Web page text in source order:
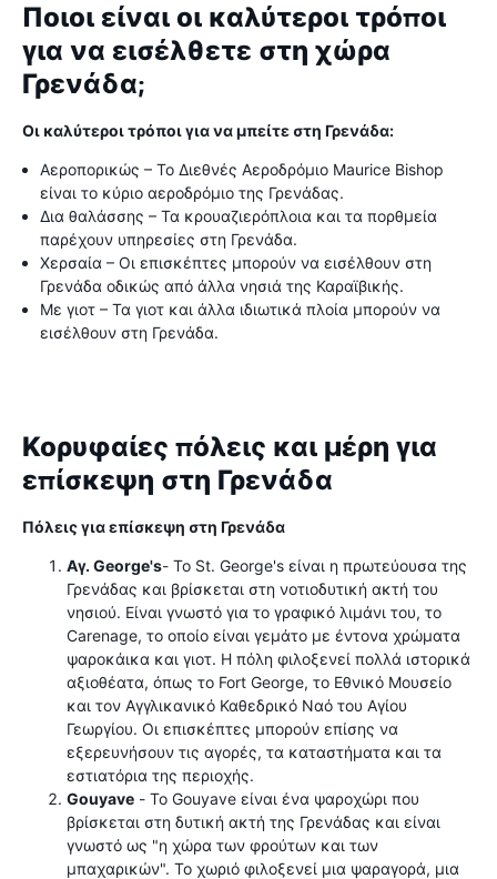
Ποιοι είναι οι καλύτεροι τρόποι
για να εισέλθετε στη χώρα
Γρενάδα;
Οι καλύτεροι τρόποι για να μπείτε στη Γρενάδα:
Αεροπορικώς – Το Διεθνές Αεροδρόμιο Maurice Bishop
είναι το κύριο αεροδρόμιο της Γρενάδας.
Δια θαλάσσης – Τα κρουαζιερόπλοια και τα πορθμεία
παρέχουν υπηρεσίες στη Γρενάδα.
Χερσαία – Οι επισκέπτες μπορούν να εισέλθουν στη
Γρενάδα οδικώς από άλλα νησιά της Καραϊβικής.
Με γιοτ – Τα γιοτ και άλλα ιδιωτικά πλοία μπορούν να
εισέλθουν στη Γρενάδα.
Κορυφαίες πόλεις και μέρη για
επίσκεψη στη Γρενάδα
Πόλεις για επίσκεψη στη Γρενάδα
Αγ. George's- Το St. George's είναι η πρωτεύουσα της
Γρενάδας και βρίσκεται στη νοτιοδυτική ακτή του
νησιού. Είναι γνωστό για το γραφικό λιμάνι του, το
Carenage, το οποίο είναι γεμάτο με έντονα χρώματα
ψαροκάικα και γιοτ. Η πόλη φιλοξενεί πολλά ιστορικά
αξιοθέατα, όπως το Fort George, το Εθνικό Μουσείο
και τον Αγγλικανικό Καθεδρικό Ναό του Αγίου
Γεωργίου. Οι επισκέπτες μπορούν επίσης να
εξερευνήσουν τις αγορές, τα καταστήματα και τα
εστιατόρια της περιοχής.
Gouyave - Το Gouyave είναι ένα ψαροχώρι που
βρίσκεται στη δυτική ακτή της Γρενάδας και είναι
γνωστό ως "η χώρα των φρούτων και των
μπαχαρικών". Το χωριό φιλοξενεί μια ψαραγορά, μια